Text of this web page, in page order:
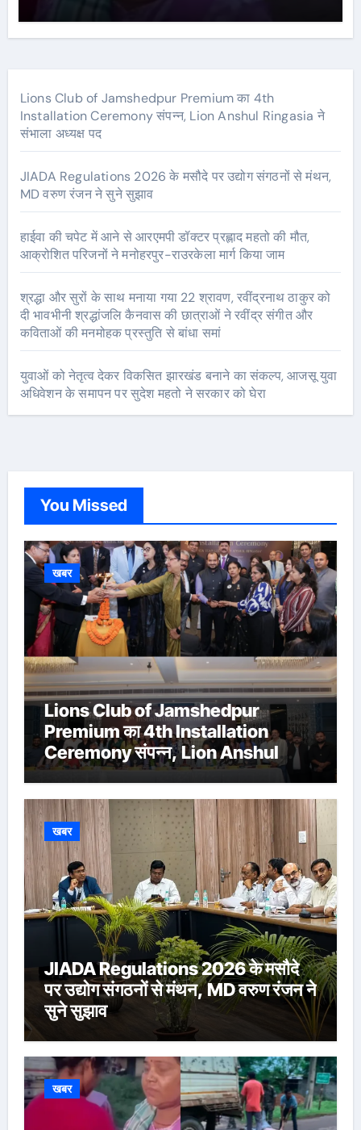
Lions Club of Jamshedpur Premium का 4th
Installation Ceremony संपन्न, Lion Anshul Ringasia ने
संभाला अध्यक्ष पद
JIADA Regulations 2026 के मसौदे पर उद्योग संगठनों से मंथन,
MD वरुण रंजन ने सुने सुझाव
हाईवा की चपेट में आने से आरएमपी डॉक्टर प्रह्लाद महतो की मौत,
आक्रोशित परिजनों ने मनोहरपुर-राउरकेला मार्ग किया जाम
श्रद्धा और सुरों के साथ मनाया गया 22 श्रावण, रवींद्रनाथ ठाकुर को
दी भावभीनी श्रद्धांजलि कैनवास की छात्राओं ने रवींद्र संगीत और
कविताओं की मनमोहक प्रस्तुति से बांधा समां
युवाओं को नेतृत्व देकर विकसित झारखंड बनाने का संकल्प, आजसू युवा
अधिवेशन के समापन पर सुदेश महतो ने सरकार को घेरा
You Missed
खबर
Lions Club of Jamshedpur
Premium का 4th Installation
Ceremony संपन्न, Lion Anshul
Ringasia ने संभाला अध्यक्ष पद
खबर
JIADA Regulations 2026 के मसौदे
पर उद्योग संगठनों से मंथन, MD वरुण रंजन ने
सुने सुझाव
खबर